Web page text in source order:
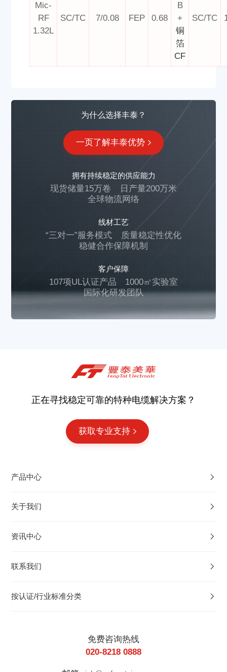
Mic-
RF
1.32L
SC/TC 7/0.08 FEP 0.68
B
+
铜
箔
CF
SC/TC
为什么选择丰泰？
一页了解丰泰优势
拥有持续稳定的供应能力
现货储量15万卷
日产量200万米
全球物流网络
线材工艺
“三对一”服务模式
质量稳定性优化
稳健合作保障机制
客户保障
107项UL认证产品
1000㎡实验室
国际化研发团队
正在寻找稳定可靠的特种电缆解决方案？
获取专业支持
产品中心
关于我们
资讯中心
联系我们
按认证/行业标准分类
免费咨询热线
020-8218 0888